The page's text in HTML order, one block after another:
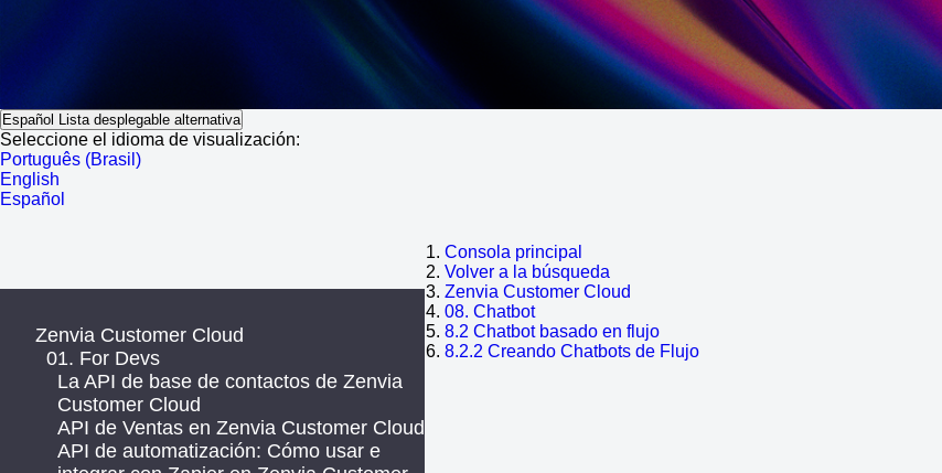
Español Lista desplegable alternativa
Seleccione el idioma de visualización:
Português (Brasil)
English
Español
Consola principal
Volver a la búsqueda
Zenvia Customer Cloud
08. Chatbot
8.2 Chatbot basado en flujo
8.2.2 Creando Chatbots de Flujo
Zenvia Customer Cloud
01. For Devs
La API de base de contactos de Zenvia
Customer Cloud
API de Ventas en Zenvia Customer Cloud
API de automatización: Cómo usar e